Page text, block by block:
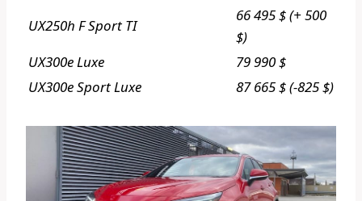
UX250h F Sport TI
66 495 $ (+ 500
$)
UX300e Luxe
79 990 $
UX300e Sport Luxe
87 665 $ (-825 $)